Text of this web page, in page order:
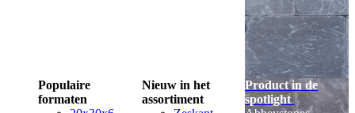
Populaire
formaten
Nieuw in het
assortiment
Product in de
spotlight